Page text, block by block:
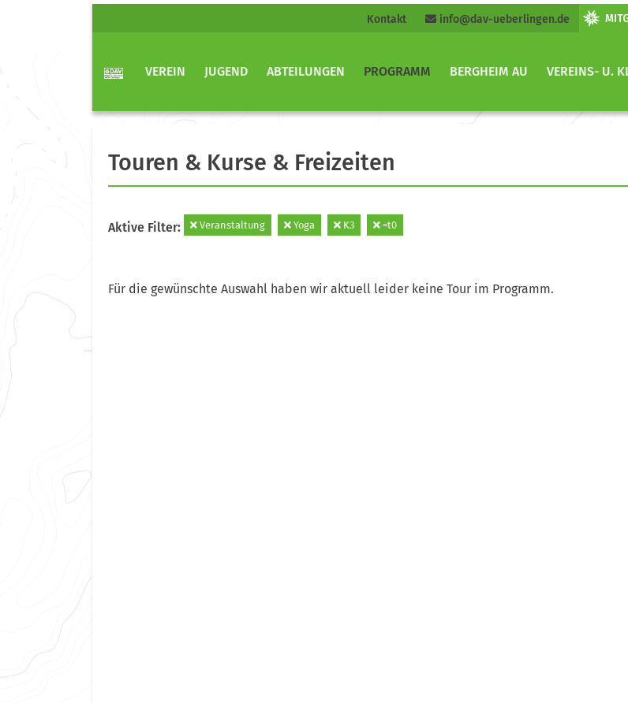
Kontakt info@dav-ueberlingen.de
VEREIN JUGEND ABTEILUNGEN PROGRAMM BERGHEIM AU VEREINS- U.
Touren & Kurse & Freizeiten
Aktive Filter: Veranstaltung Yoga K3 =t0
Für die gewünschte Auswahl haben wir aktuell leider keine Tour im Programm.